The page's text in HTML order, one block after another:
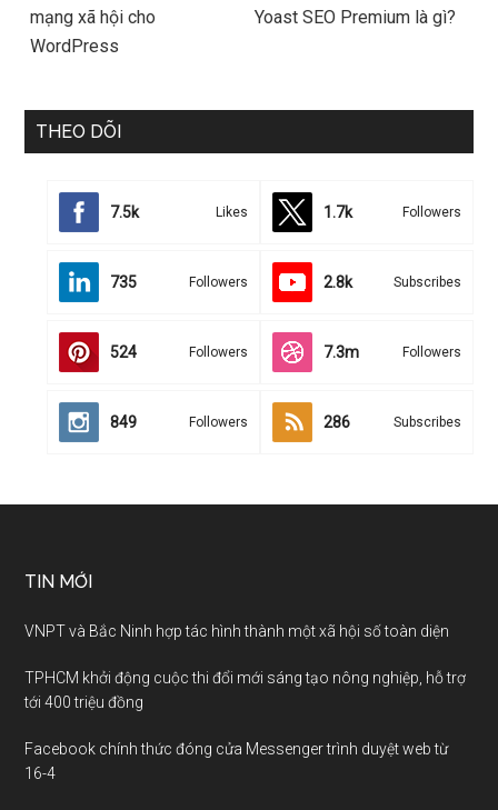
mạng xã hội cho
WordPress
Yoast SEO Premium là gì?
THEO DÕI
7.5k Likes 1.7k Followers
735 Followers 2.8k Subscribes
524 Followers 7.3m Followers
849 Followers 286 Subscribes
TIN MỚI
VNPT và Bắc Ninh hợp tác hình thành một xã hội số toàn diện
TPHCM khởi động cuộc thi đổi mới sáng tạo nông nghiệp, hỗ trợ
tới 400 triệu đồng
Facebook chính thức đóng cửa Messenger trình duyệt web từ
16-4